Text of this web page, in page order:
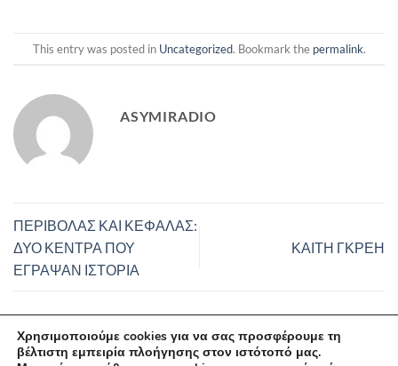
This entry was posted in Uncategorized. Bookmark the permalink.
ASYMIRADIO
ΠΕΡΙΒΟΛΑΣ ΚΑΙ ΚΕΦΑΛΑΣ:
ΔΥΟ ΚΕΝΤΡΑ ΠΟΥ
ΕΓΡΑΨΑΝ ΙΣΤΟΡΙΑ
ΚΑΙΤΗ ΓΚΡΕΗ
Χρησιμοποιούμε cookies για να σας προσφέρουμε τη
βέλτιστη εμπειρία πλοήγησης στον ιστότοπό μας.